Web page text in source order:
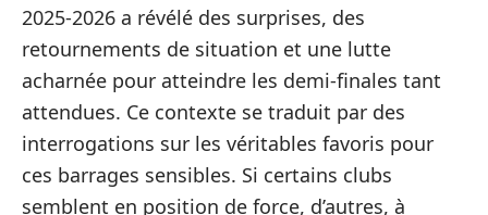
2025-2026 a révélé des surprises, des
retournements de situation et une lutte
acharnée pour atteindre les demi-finales tant
attendues. Ce contexte se traduit par des
interrogations sur les véritables favoris pour
ces barrages sensibles. Si certains clubs
semblent en position de force, d’autres, à